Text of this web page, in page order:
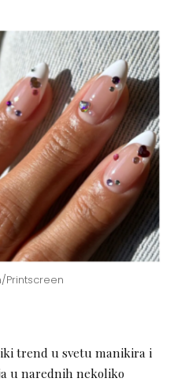
Printscreen
trend u svetu manikira i
u narednih nekoliko